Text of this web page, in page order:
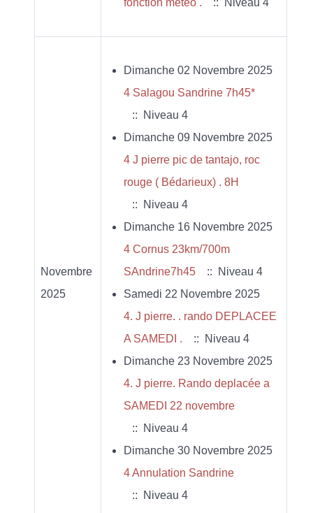
Novembre
2025
Dimanche 02 Novembre 2025
4 Salagou Sandrine 7h45*
:: Niveau 4
Dimanche 09 Novembre 2025
4 J pierre pic de tantajo, roc
rouge ( Bédarieux) . 8H
:: Niveau 4
Dimanche 16 Novembre 2025
4 Cornus 23km/700m
SAndrine7h45
:: Niveau 4
Samedi 22 Novembre 2025
4. J pierre. . rando DEPLACEE
A SAMEDI .
:: Niveau 4
Dimanche 23 Novembre 2025
4. J pierre. Rando deplacée a
SAMEDI 22 novembre
:: Niveau 4
Dimanche 30 Novembre 2025
4 Annulation Sandrine
:: Niveau 4